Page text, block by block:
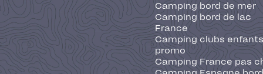
Camping bord de mer
Camping bord de lac
France
Camping clubs
promo
Camping France pas